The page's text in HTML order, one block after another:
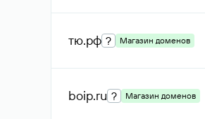
тю.рф ? Магазин доменов
boip.ru ? Магазин доменов